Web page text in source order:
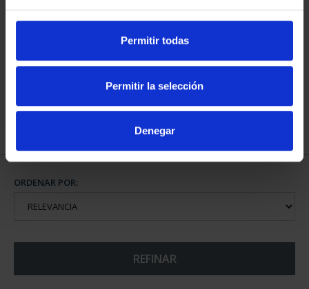
Permitir todas
Permitir la selección
Denegar
CIUDADES PATRIMONIO
73,00 €
ORDENAR POR:
REFINAR